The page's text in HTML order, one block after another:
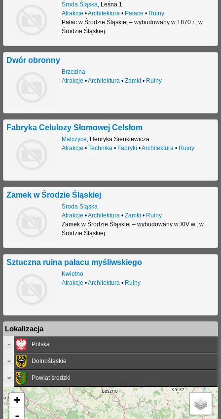
Środa Śląska Leśna 1
Atrakcje •Architektura • Pałace • Ruiny
Pałac w Środzie Śląskiej – wybudowany w 1870 r., w
Środzie Śląskiej.
Dwór obronny
Brzezina
Atrakcje •Architektura • Zamki • Ruiny
Fabryka Celulozy Słomowej Celsłom
Malczyce Henryka Sienkiewicza
Atrakcje • Technika • Fabryki •Architektura • Ruiny
Zamek w Środzie Śląskiej
Środa Śląska
Atrakcje •Architektura • Zamki • Ruiny
Zamek w Środzie Śląskiej – wybudowany w XIV w., w
Środzie Śląskiej.
Sztuczna ruina pałacu myśliwskiego
Kwietno
Atrakcje •Architektura • Ruiny
Lokalizacja
Polska
Dolnośląskie
Powiat średzki
+
-